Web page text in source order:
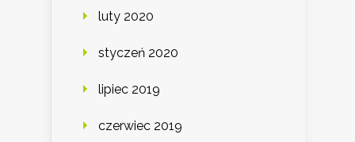
luty 2020
styczeń 2020
lipiec 2019
czerwiec 2019